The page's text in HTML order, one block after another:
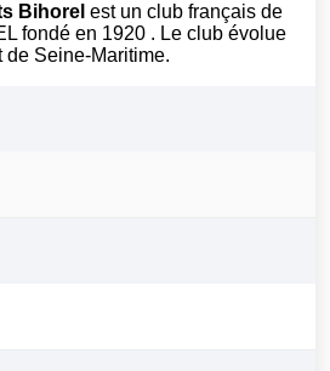
Bihorel est un club français de
fondé en 1920 . Le club évolue
de Seine-Maritime.